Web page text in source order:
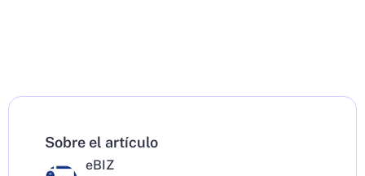
Sobre el artículo
eBIZ